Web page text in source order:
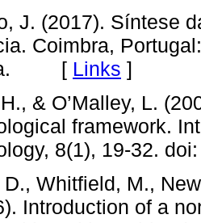
J. (2017). Síntese
Coimbra,
[ Links ]
& O’Malley, L.
framework.
8(1), 19-32.
D., Whitfield, M.,
Introduction of a